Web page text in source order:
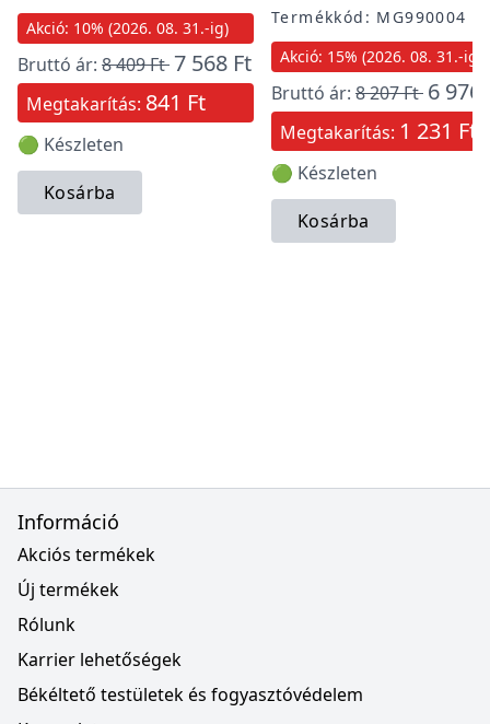
Akció: 10% (2026. 08. 31.-ig)
Bruttó ár: 8 409 Ft 7 568 Ft
Megtakarítás: 841 Ft
🟢 Készleten
Kosárba
Termékkód: MG990004
Akció: 15% (2026. 08. 31.-ig)
Bruttó ár: 8 207 Ft 6 976
Megtakarítás: 1 231 Ft
🟢 Készleten
Kosárba
Információ
Akciós termékek
Új termékek
Rólunk
Karrier lehetőségek
Békéltető testületek és fogyasztóvédelem